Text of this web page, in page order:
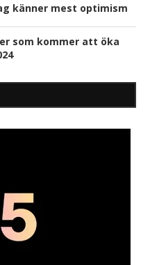
känner mest optimism
som kommer att öka